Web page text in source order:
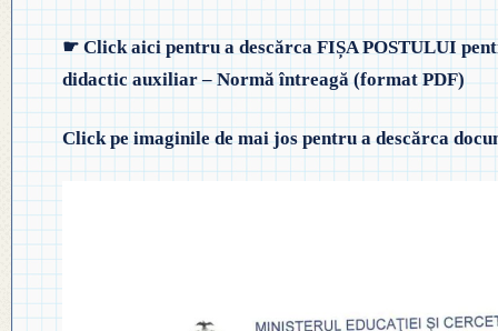
◎ 2019
☛ Click aici pentru a descărca FIȘA POSTULUI
didactic auxiliar – Normă întreagă (format PDF)
Click pe imaginile de mai jos pentru a descărca